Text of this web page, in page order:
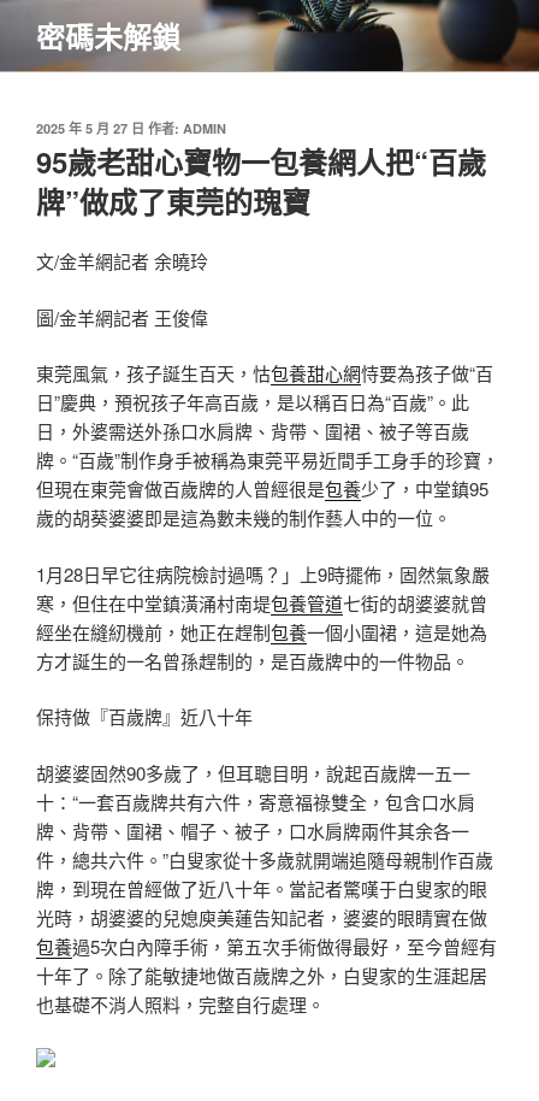
主
密碼未解鎖
發
於
2025 年 5 月 27 日 作者: ADMIN
95歲老甜心寶物一包養網人把“百歲
牌”做成了東莞的瑰寶
文/金羊網記者 余曉玲
圖/金羊網記者 王俊偉
東莞風氣，孩子誕生百天，怙包養甜心網恃要為孩子做“百
日”慶典，預祝孩子年高百歲，是以稱百日為“百歲”。此
日，外婆需送外孫口水肩牌、背帶、圍裙、被子等百歲
牌。“百歲”制作身手被稱為東莞平易近間手工身手的珍寶，
但現在東莞會做百歲牌的人曾經很是包養少了，中堂鎮95
歲的胡葵婆婆即是這為數未幾的制作藝人中的一位。
1月28日早它往病院檢討過嗎？」上9時擺佈，固然氣象嚴
寒，但住在中堂鎮潢涌村南堤包養管道七街的胡婆婆就曾
經坐在縫紉機前，她正在趕制包養一個小圍裙，這是她為
方才誕生的一名曾孫趕制的，是百歲牌中的一件物品。
保持做『百歲牌』近八十年
胡婆婆固然90多歲了，但耳聰目明，說起百歲牌一五一
十：“一套百歲牌共有六件，寄意福祿雙全，包含口水肩
牌、背帶、圍裙、帽子、被子，口水肩牌兩件其余各一
件，總共六件。”白叟家從十多歲就開端追隨母親制作百歲
牌，到現在曾經做了近八十年。當記者驚嘆于白叟家的眼
光時，胡婆婆的兒媳庾美蓮告知記者，婆婆的眼睛實在做
包養過5次白內障手術，第五次手術做得最好，至今曾經有
十年了。除了能敏捷地做百歲牌之外，白叟家的生涯起居
也基礎不消人照料，完整自行處理。